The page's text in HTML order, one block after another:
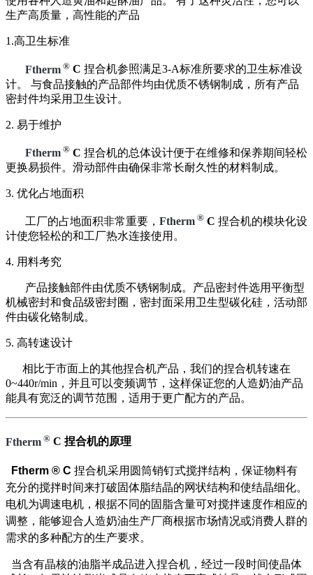
生产高质量，高性能的产品
1.高卫生标准
Ftherm ® C 捏合机参照满足3-A标准所要求的卫生标准设
计。 与食品接触的产品部件均由优质不锈钢制成，所有产品
密封件均采用卫生设计。
2. 易于维护
Ftherm ® C 捏合机的总体设计便于在维修和保养期间轻松
更换易损件。滑动部件由确保非常长耐久性的材料制成。
3. 优化占地面积
工厂的占地面积非常重要， Ftherm ® C 捏合机的模块化设
计使您轻松的和工厂热水连接使用。
4. 用料考究
产品接触部件由优质不锈钢制成。产品密封件选用平衡型
机械密封和食品级密封圈，密封面采用卫生型碳化硅，活动部
件由碳化铬制成。
5. 高转速设计
相比于市面上的其他捏合机产品，我们的捏合机转速在
0~440r/min，并且可以变频调节，这样保证您的人造奶油产品
能具有宽泛的调节范围，适用于更广配方的产品。
Ftherm ® C 捏合机的原理
Ftherm ® C 捏合机采用圆筒销钉式搅拌结构，保证物料有
充分的搅拌时间来打破固体脂结晶的网状结构和使结晶细化。
电机为调速电机，根据不同的固脂含量可对搅拌速度作相应的
调整，能够迎合人造奶油生产厂商根据市场情况或消费人群的
需求的多种配方的生产要求。
当含有晶核的油脂半成品进入捏合机，经过一段时间使晶体